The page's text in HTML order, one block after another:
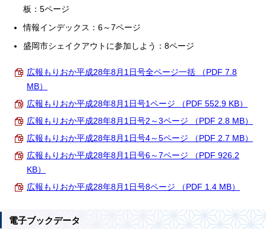
板：5ページ
情報インデックス：6～7ページ
盛岡市シェイクアウトに参加しよう：8ページ
広報もりおか平成28年8月1日号全ページ一括 （PDF 7.8
MB）
広報もりおか平成28年8月1日号1ページ （PDF 552.9 KB）
広報もりおか平成28年8月1日号2～3ページ （PDF 2.8 MB）
広報もりおか平成28年8月1日号4～5ページ （PDF 2.7 MB）
広報もりおか平成28年8月1日号6～7ページ （PDF 926.2
KB）
広報もりおか平成28年8月1日号8ページ （PDF 1.4 MB）
電子ブックデータ